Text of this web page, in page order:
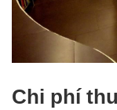
Chi phí